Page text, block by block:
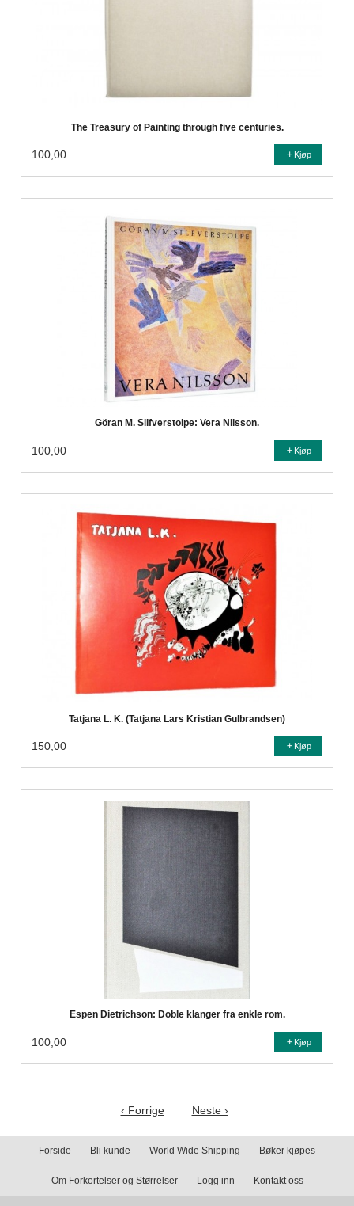
The Treasury of Painting through five centuries.
100,00 Kjøp
Göran M. Silfverstolpe: Vera Nilsson.
100,00 Kjøp
Tatjana L. K. (Tatjana Lars Kristian Gulbrandsen)
150,00 Kjøp
Espen Dietrichson: Doble klanger fra enkle rom.
100,00 Kjøp
‹ Forrige Neste ›
Forside Bli kunde World Wide Shipping Bøker kjøpes
Om Forkortelser og Størrelser Logg inn Kontakt oss